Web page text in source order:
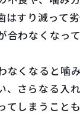
はすり減って
合わなくなっ
なくなると噛
、さらなる入
てしまうこと